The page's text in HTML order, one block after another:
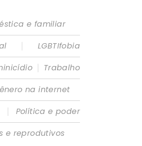
e familiar
|
LGBTIfobia
| Trabalho
na internet
|
Política e poder
e reprodutivos